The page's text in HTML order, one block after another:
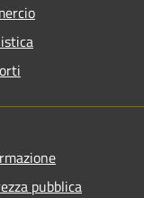
pubblica